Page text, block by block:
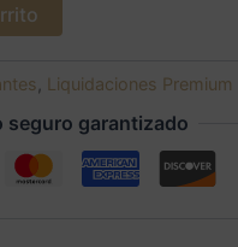
Liquidaciones Premium
seguro garantizado